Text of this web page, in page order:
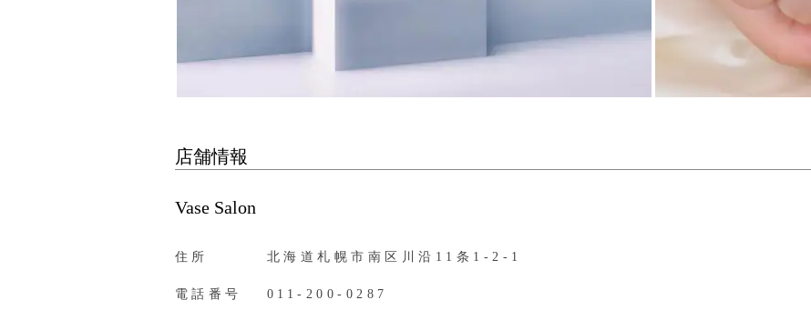
店舗情報
Vase Salon
住所 北海道札幌市南区川沿11条1-2-1
電話番号 011-200-0287